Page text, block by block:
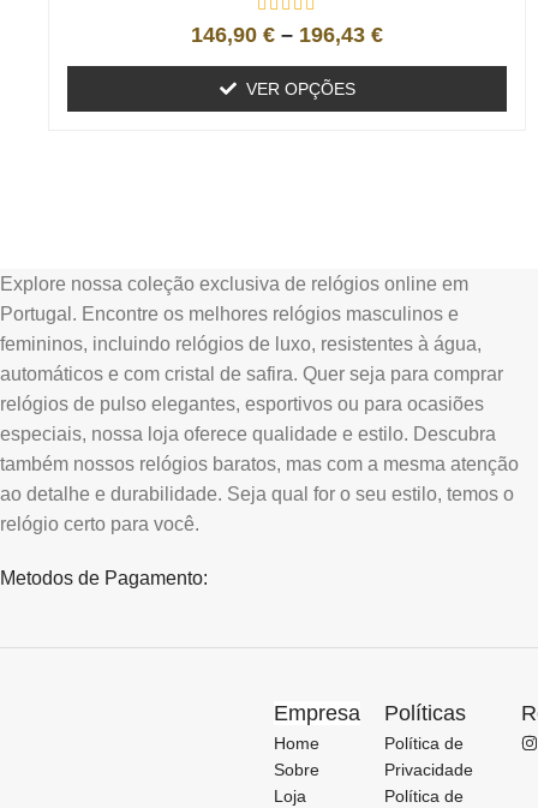
146,90 € – 196,43 €
VER OPÇÕES
Explore nossa coleção exclusiva de relógios online em
Portugal. Encontre os melhores relógios masculinos e
femininos, incluindo relógios de luxo, resistentes à água,
automáticos e com cristal de safira. Quer seja para comprar
relógios de pulso elegantes, esportivos ou para ocasiões
especiais, nossa loja oferece qualidade e estilo. Descubra
também nossos relógios baratos, mas com a mesma atenção
ao detalhe e durabilidade. Seja qual for o seu estilo, temos o
relógio certo para você.
Metodos de Pagamento:
Empresa
Home
Sobre
Loja
Políticas
Política de
Privacidade
Política de